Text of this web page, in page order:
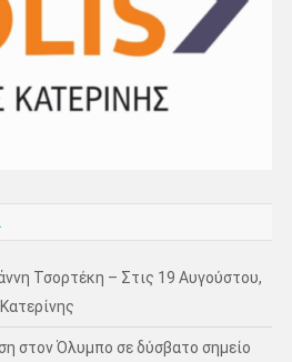
Τσορτέκη – Στις 19 Αυγούστου,
στον Όλυμπο σε δύσβατο σημείο